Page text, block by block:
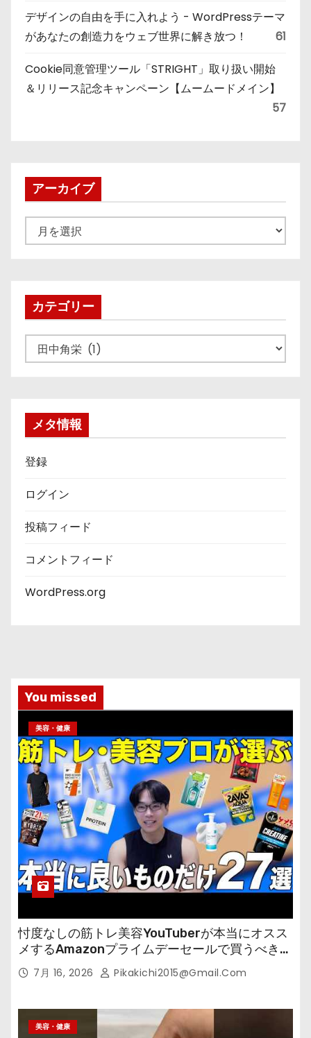
デザインの自由を手に入れよう - WordPressテーマ
があなたの創造力をウェブ世界に解き放つ！
61
Cookie同意管理ツール「STRIGHT」取り扱い開始
＆リリース記念キャンペーン【ムームードメイン】
57
アーカイブ
ー
ブカテゴリー
テ
メタ情報
登録
ログイン
投稿フィード
コメントフィード
WordPress.org
You missed
美容・健康
忖度なしの筋トレ美容YouTuberが本当にオスス
メするAmazonプライムデーセールで買うべきも
の 7月 16, 2026 Pikakichi2015@gmail.com
美容・健康